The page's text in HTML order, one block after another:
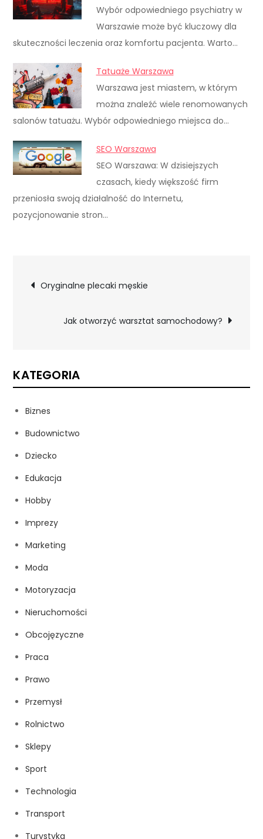
Wybór odpowiedniego psychiatry w
Warszawie może być kluczowy dla
skuteczności leczenia oraz komfortu pacjenta. Warto…
Tatuaże Warszawa
Warszawa jest miastem, w którym
można znaleźć wiele renomowanych
salonów tatuażu. Wybór odpowiedniego miejsca do…
SEO Warszawa
SEO Warszawa: W dzisiejszych
czasach, kiedy większość firm
przeniosła swoją działalność do Internetu,
pozycjonowanie stron…
Nawigacja
wpisu
Oryginalne plecaki męskie
Jak otworzyć warsztat samochodowy?
KATEGORIA
Biznes
Budownictwo
Dziecko
Edukacja
Hobby
Imprezy
Marketing
Moda
Motoryzacja
Nieruchomości
Obcojęzyczne
Praca
Prawo
Przemysł
Rolnictwo
Sklepy
Sport
Technologia
Transport
Turystyka